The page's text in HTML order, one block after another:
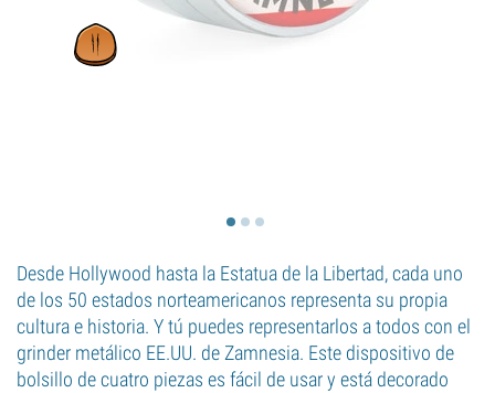
Desde Hollywood hasta la Estatua de la Libertad, cada uno
de los 50 estados norteamericanos representa su propia
cultura e historia. Y tú puedes representarlos a todos con el
grinder metálico EE.UU. de Zamnesia. Este dispositivo de
bolsillo de cuatro piezas es fácil de usar y está decorado